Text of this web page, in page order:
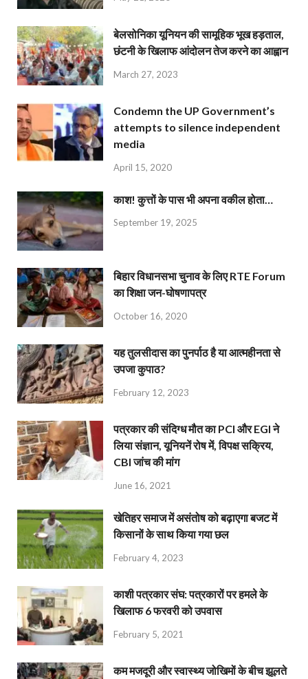
बेलसोनिका यूनियन की सामूहिक भूख हड़ताल,
छंटनी के खिलाफ आंदोलन तेज करने का आह्वान
March 27, 2023
Condemn the UP Government’s
attempts to silence independent
media
April 15, 2020
काश! कुत्तों के पास भी अपना वकील होता…
September 19, 2025
बिहार विधानसभा चुनाव के लिए RTE Forum
का शिक्षा जन-घोषणापत्र
October 16, 2020
यह तुलसीदास का पुनर्पाठ है या आत्महीनता से
उपजा कुपाठ?
February 12, 2023
पत्रकार की संदिग्ध मौत का PCI और EGI ने
लिया संज्ञान, यूनियनें रोष में, विपक्ष सक्रिय,
CBI जांच की मांग
June 16, 2021
खेतिहर समाज में असंतोष को बढ़ाएगा बजट में
किसानों के साथ किया गया छल
February 4, 2023
काशी पत्रकार संघ: पत्रकारों पर हमले के
खिलाफ 6 फरवरी को उपवास
February 5, 2021
कम मजदूरी और स्वास्थ्य जोखिमों के बीच झूलते